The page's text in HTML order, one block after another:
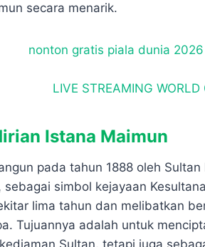
secara menarik.
Istana Maimun
pada tahun 1888 oleh Sultan
sebagai simbol kejayaan
lima tahun dan melibatkan
Tujuannya adalah untuk